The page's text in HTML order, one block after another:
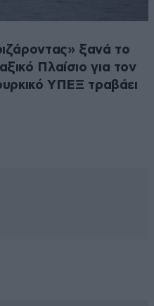
ξανά το
Πλαίσιο για τον
ΥΠΕΞ τραβάει